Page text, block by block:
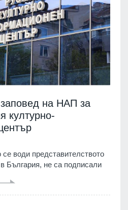
на НАП за
културно-
води представителството
България, не са подписали